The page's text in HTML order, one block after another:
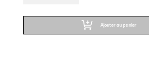
Ajouter au panier